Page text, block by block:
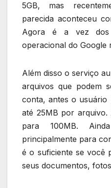
5GB, mas
parecida aconteceu
Agora é a vez dos
operacional do Google
Além disso o serviço
arquivos que podem
conta, antes o usuário
até 25MB por
para 100MB.
principalmente para
é o suficiente se você
seus documentos,